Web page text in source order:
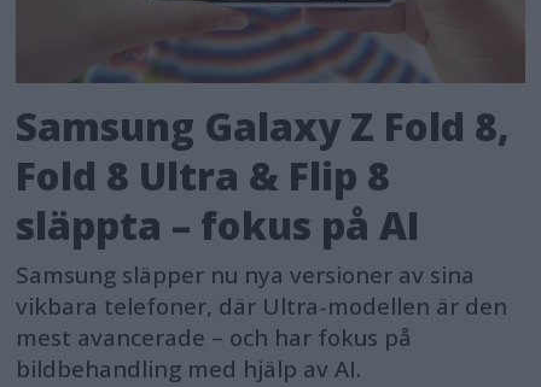
Samsung Galaxy Z Fold 8,
Fold 8 Ultra & Flip 8
släppta – fokus på AI
Samsung släpper nu nya versioner av sina
vikbara telefoner, där Ultra-modellen är den
mest avancerade – och har fokus på
bildbehandling med hjälp av AI.